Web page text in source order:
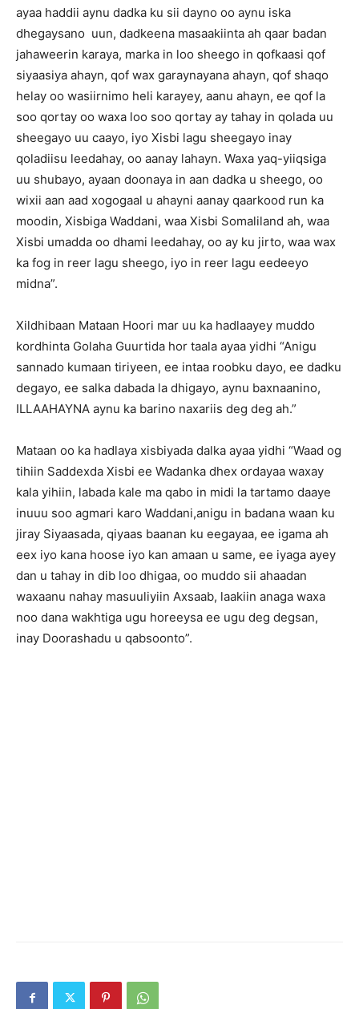
ayaa haddii aynu dadka ku sii dayno oo aynu iska
dhegaysano uun, dadkeena masaakiinta ah qaar badan
jahaweerin karaya, marka in loo sheego in qofkaasi qof
siyaasiya ahayn, qof wax garaynayana ahayn, qof shaqo
helay oo wasiirnimo heli karayey, aanu ahayn, ee qof la
soo qortay oo waxa loo soo qortay ay tahay in qolada uu
sheegayo uu caayo, iyo Xisbi lagu sheegayo inay
qoladiisu leedahay, oo aanay lahayn. Waxa yaq-yiiqsiga
uu shubayo, ayaan doonaya in aan dadka u sheego, oo
wixii aan aad xogogaal u ahayni aanay qaarkood run ka
moodin, Xisbiga Waddani, waa Xisbi Somaliland ah, waa
Xisbi umadda oo dhami leedahay, oo ay ku jirto, waa wax
ka fog in reer lagu sheego, iyo in reer lagu eedeeyo
midna”.
Xildhibaan Mataan Hoori mar uu ka hadlaayey muddo
kordhinta Golaha Guurtida hor taala ayaa yidhi “Anigu
sannado kumaan tiriyeen, ee intaa roobku dayo, ee dadku
degayo, ee salka dabada la dhigayo, aynu baxnaanino,
ILLAAHAYNA aynu ka barino naxariis deg deg ah.”
Mataan oo ka hadlaya xisbiyada dalka ayaa yidhi “Waad og
tihiin Saddexda Xisbi ee Wadanka dhex ordayaa waxay
kala yihiin, labada kale ma qabo in midi la tartamo daaye
inuuu soo agmari karo Waddani,anigu in badana waan ku
jiray Siyaasada, qiyaas baanan ku eegayaa, ee igama ah
eex iyo kana hoose iyo kan amaan u same, ee iyaga ayey
dan u tahay in dib loo dhigaa, oo muddo sii ahaadan
waxaanu nahay masuuliyiin Axsaab, laakiin anaga waxa
noo dana wakhtiga ugu horeeysa ee ugu deg degsan,
inay Doorashadu u qabsoonto”.